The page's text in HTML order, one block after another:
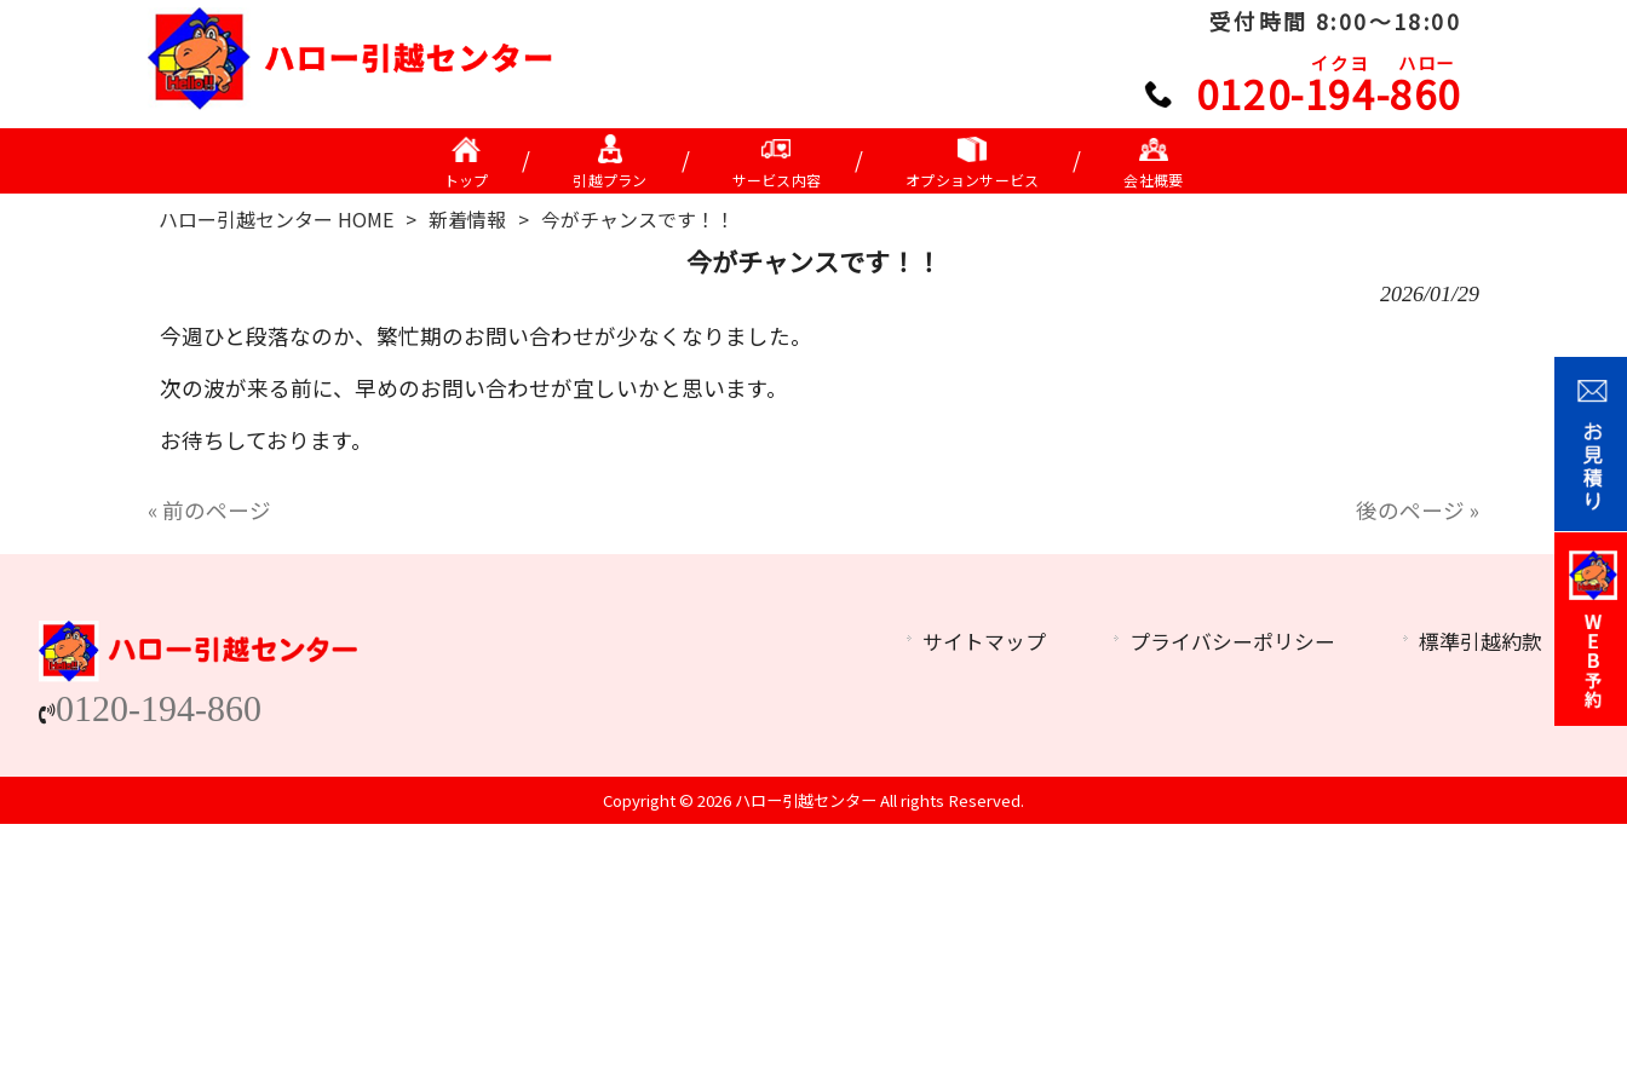
受付時間 8:00～18:00
イクヨ ハロー
0120-194-860
トップ 引越プラン サービス内容 オプションサービス 会社概要
ハロー引越センター HOME > 新着情報 > 今がチャンスです！！
今がチャンスです！！
2026/01/29
今週ひと段落なのか、繁忙期のお問い合わせが少なくなりました。
次の波が来る前に、早めのお問い合わせが宜しいかと思います。
お待ちしております。
« 前のページ 後のページ »
サイトマップ プライバシーポリシー 標準引越約款
0120-194-860
Copyright © 2026 ハロー引越センター All rights Reserved.